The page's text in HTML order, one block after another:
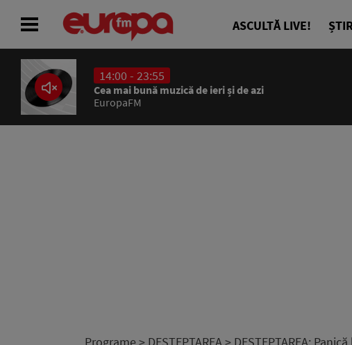
ASCULTĂ LIVE!
14:00 - 23:55
Cea mai bună muzică de ieri și de azi
EuropaFM
ACASĂ
ȘTIRI